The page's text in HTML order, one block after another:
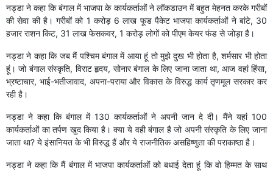
नड्डा ने कहा कि बंगाल में भाजपा के कार्यकर्ताओं ने लॉकडाउन में बहुत मेहनत करके गरीबों
की सेवा की है। गरीबों को 1 करोड़ 6 लाख फूड पैकेट भाजपा कार्यकर्ताओं ने बांटे, 30
हजार राशन किट, 31 लाख फेसकवर, 1 करोड़ लोगों को पीएम केयर फंड से जोड़ा है।
नड्डा ने कहा कि जब मैं पश्चिम बंगाल में आया हूं तो मुझे दुख भी होता है, शर्मसार भी होता
हूं। जो बंगाल संस्कृति, विराट हृदय, सोनार बंगाल के लिए जाना जाता था, आज वहां हिंसा,
भ्रष्टाचार, भाई-भतीजावाद, अपना-पराया और विकास के विरुद्ध कार्य तृणमूल सरकार कर
रही है।
नड्डा ने कहा कि बंगाल में 130 कार्यकर्ताओं ने अपनी जान दे दी। मैंने यहां 100
कार्यकर्ताओं का तर्पण खुद किया है। क्या ये वही बंगाल है जो अपनी संस्कृति के लिए जाना
जाता था? ये इंसानियत के भी विरुद्ध हैं और ये राजनीतिक असहिष्णुता की पराकाष्ठा है।
नड्डा ने कहा कि मैं बंगाल में भाजपा कार्यकर्ताओं को बधाई देता हूं कि वो हिम्मत के साथ